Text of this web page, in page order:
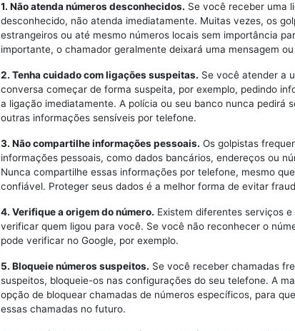
1. Não atenda números desconhecidos. Se você receber uma
desconhecido, não atenda imediatamente. Muitas vezes, os
estrangeiros ou até mesmo números locais sem importância
importante, o chamador geralmente deixará uma mensagem
2. Tenha cuidado com ligações suspeitas. Se você atender a
conversa começar de forma suspeita, por exemplo, pedindo
a ligação imediatamente. A polícia ou seu banco nunca pedirá
outras informações sensíveis por telefone.
3. Não compartilhe informações pessoais. Os golpistas
informações pessoais, como dados bancários, endereços ou
Nunca compartilhe essas informações por telefone, mesmo
confiável. Proteger seus dados é a melhor forma de evitar
4. Verifique a origem do número. Existem diferentes serviços
verificar quem ligou para você. Se você não reconhecer o
pode verificar no Google, por exemplo.
5. Bloqueie números suspeitos. Se você receber chamadas
suspeitos, bloqueie-os nas configurações do seu telefone. A
opção de bloquear chamadas de números específicos, para
essas chamadas no futuro.